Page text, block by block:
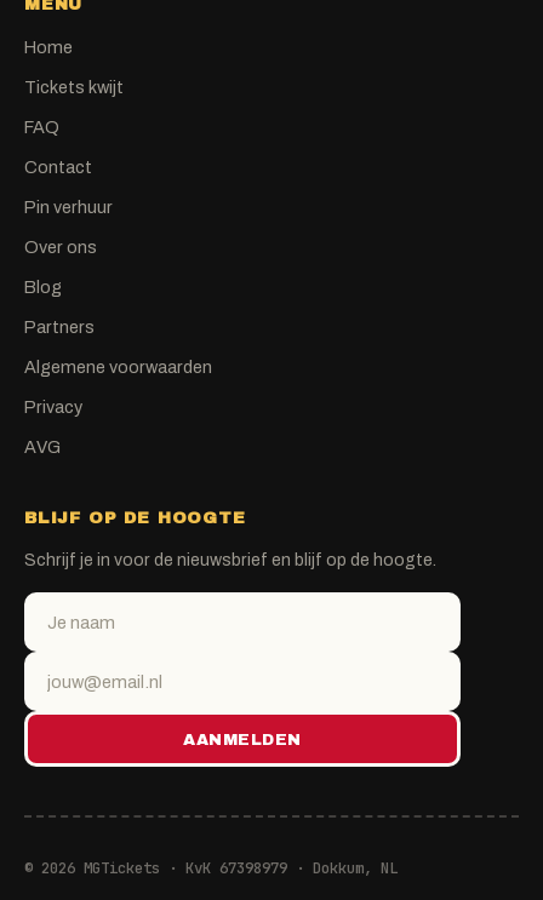
MENU
Home
Tickets kwijt
FAQ
Contact
Pin verhuur
Over ons
Blog
Partners
Algemene voorwaarden
Privacy
AVG
BLIJF OP DE HOOGTE
Schrijf je in voor de nieuwsbrief en blijf op de hoogte.
AANMELDEN
© 2026 MGTickets · KvK 67398979 · Dokkum, NL